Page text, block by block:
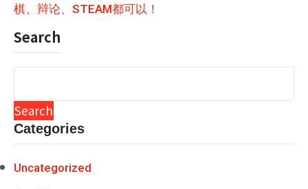
棋、辩论、STEAM都可以！
Search
Search
Categories
Uncategorized